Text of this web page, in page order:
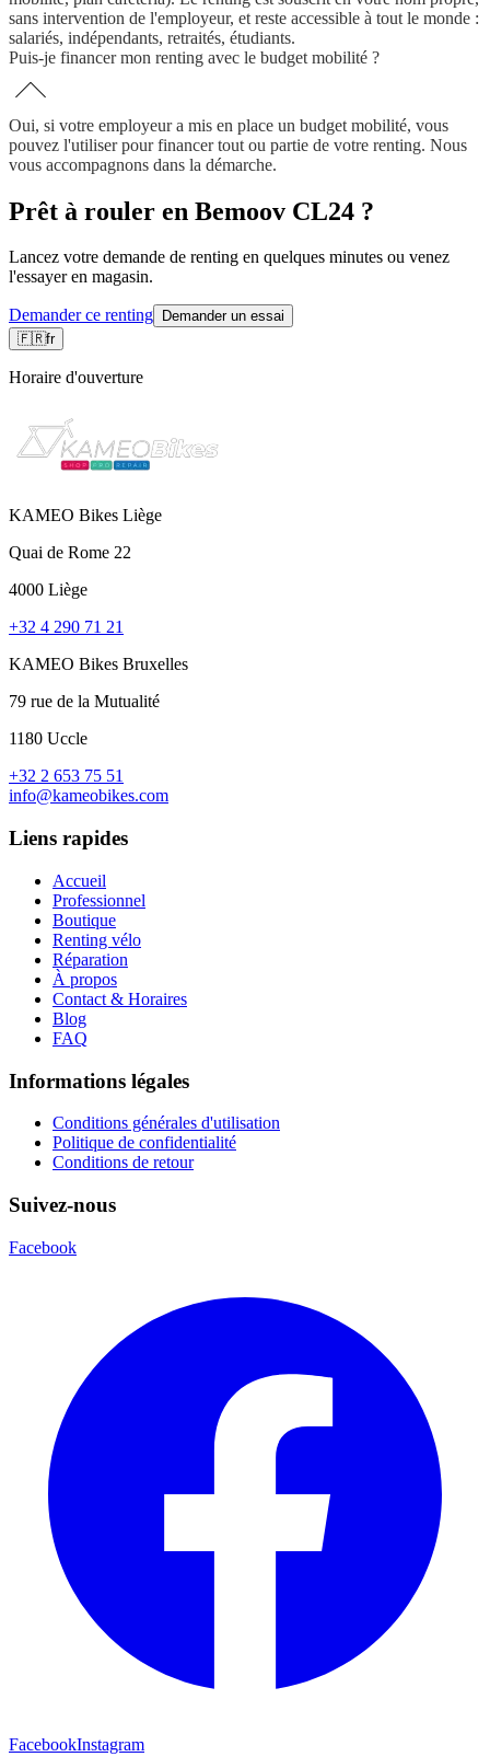
sans intervention de l'employeur, et reste accessible à tout le monde :
salariés, indépendants, retraités, étudiants.
Puis-je financer mon renting avec le budget mobilité ?
Oui, si votre employeur a mis en place un budget mobilité, vous
pouvez l'utiliser pour financer tout ou partie de votre renting. Nous
vous accompagnons dans la démarche.
Prêt à rouler en Bemoov CL24 ?
Lancez votre demande de renting en quelques minutes ou venez
l'essayer en magasin.
Demander ce renting
Demander un essai
🇫🇷fr
Horaire d'ouverture
KAMEO Bikes Liège
Quai de Rome 22
4000 Liège
+32 4 290 71 21
KAMEO Bikes Bruxelles
79 rue de la Mutualité
1180 Uccle
+32 2 653 75 51
info@kameobikes.com
Liens rapides
Accueil
Professionnel
Boutique
Renting vélo
Réparation
À propos
Contact & Horaires
Blog
FAQ
Informations légales
Conditions générales d'utilisation
Politique de confidentialité
Conditions de retour
Suivez-nous
Facebook
FacebookInstagram